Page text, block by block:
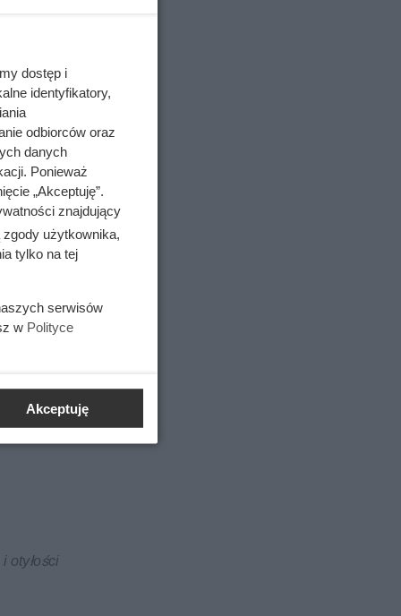
otyłości
dostęp i
identyfikatory,
odbiorców oraz
danych
Ponieważ
„Akceptuję”.
znajdujący
użytkownika,
tylko na tej
serwisów
w Polityce
Akceptuję